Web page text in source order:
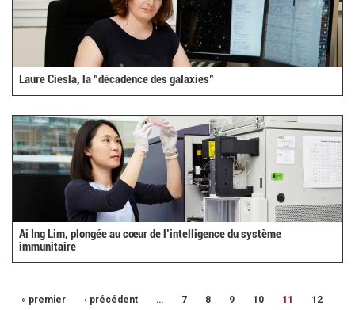
Laure Ciesla, la "décadence des galaxies"
Ai Ing Lim, plongée au cœur de l’intelligence du système
immunitaire
« premier ‹ précédent … 7 8 9 10 11 12